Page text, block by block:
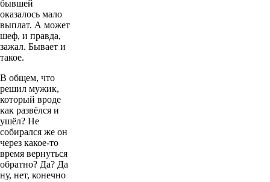
бывшей
оказалось мало
выплат. А может
шеф, и правда,
зажал. Бывает и
такое.
В общем, что
решил мужик,
который вроде
как развёлся и
ушёл? Не
собирался же он
через какое-то
время вернуться
обратно? Да? Да
ну, нет, конечно